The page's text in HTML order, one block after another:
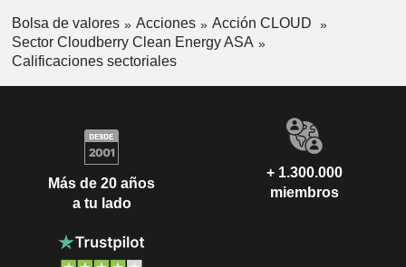
Bolsa de valores Acciones
Acción CLOUD
Sector Cloudberry Clean Energy ASA
Calificaciones sectoriales
Más de 20 años
a tu lado
+ 1.300.000
miembros